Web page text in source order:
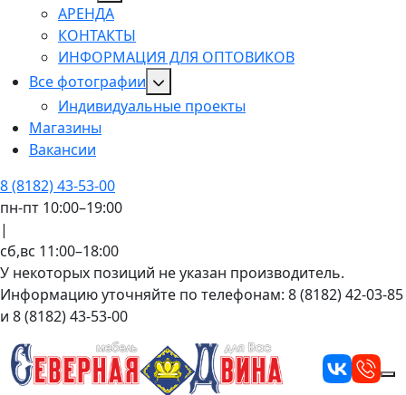
АРЕНДА
КОНТАКТЫ
ИНФОРМАЦИЯ ДЛЯ ОПТОВИКОВ
Все фотографии
Индивидуальные проекты
Магазины
Вакансии
8 (8182) 43-53-00
пн-пт 10:00–19:00
|
сб,вс 11:00–18:00
У некоторых позиций не указан производитель.
Информацию уточняйте по телефонам: 8 (8182) 42-03-85
и 8 (8182) 43-53-00